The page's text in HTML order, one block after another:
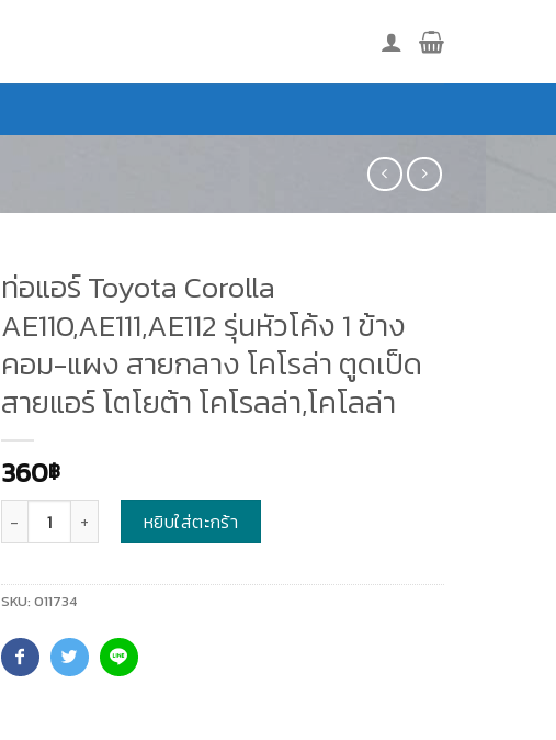
ท่อแอร์ Toyota Corolla
AE110,AE111,AE112 รุ่นหัวโค้ง 1 ข้าง
คอม-แผง สายกลาง โคโรล่า ตูดเป็ด
สายแอร์ โตโยต้า โคโรลล่า,โคโลล่า
360฿
หยิบใส่ตะกร้า
SKU: 011734